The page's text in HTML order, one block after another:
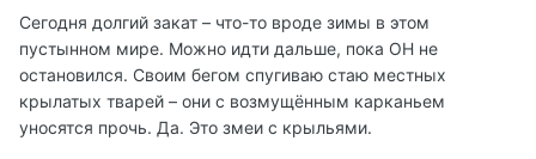
Сегодня долгий закат – что-то вроде зимы в этом
пустынном мире. Можно идти дальше, пока ОН не
остановился. Своим бегом спугиваю стаю местных
крылатых тварей – они с возмущённым карканьем
уносятся прочь. Да. Это змеи с крыльями.